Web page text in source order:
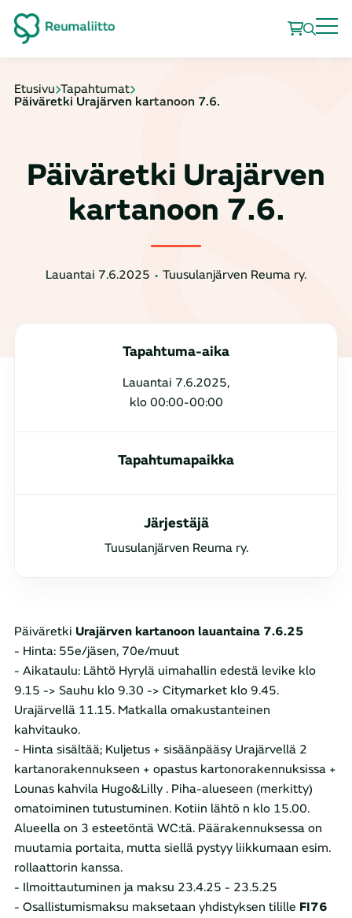
Etusivu Tapahtumat
Päiväretki Urajärven kartanoon 7.6.
Päiväretki Urajärven
kartanoon 7.6.
Lauantai 7.6.2025 Tuusulanjärven Reuma ry.
Tapahtuma-aika
Lauantai 7.6.2025,
klo 00:00-00:00
Tapahtumapaikka
Järjestäjä
Tuusulanjärven Reuma ry.
Päiväretki Urajärven kartanoon lauantaina 7.6.25
- Hinta: 55e/jäsen, 70e/muut
- Aikataulu: Lähtö Hyrylä uimahallin edestä levike klo
9.15 -> Sauhu klo 9.30 -> Citymarket klo 9.45.
Urajärvellä 11.15. Matkalla omakustanteinen
kahvitauko.
- Hinta sisältää; Kuljetus + sisäänpääsy Urajärvellä 2
kartanorakennukseen + opastus kartonorakennuksissa +
Lounas kahvila Hugo&Lilly . Piha-alueseen (merkitty)
omatoiminen tutustuminen. Kotiin lähtö n klo 15.00.
Alueella on 3 esteetöntä WC:tä. Päärakennuksessa on
muutamia portaita, mutta siellä pystyy liikkumaan esim.
rollaattorin kanssa.
- Ilmoittautuminen ja maksu 23.4.25 - 23.5.25
- Osallistumismaksu maksetaan yhdistyksen tilille FI76